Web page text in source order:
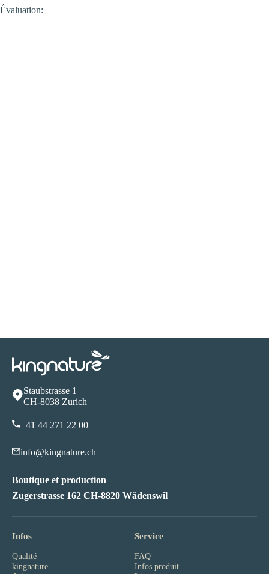
Évaluation:
Staubstrasse 1
CH-8038 Zurich
+41 44 271 22 00
info@kingnature.ch
Boutique et production
Zugerstrasse 162 CH-8820 Wädenswil
Infos
Qualité
kingnature
Service
FAQ
Infos produit